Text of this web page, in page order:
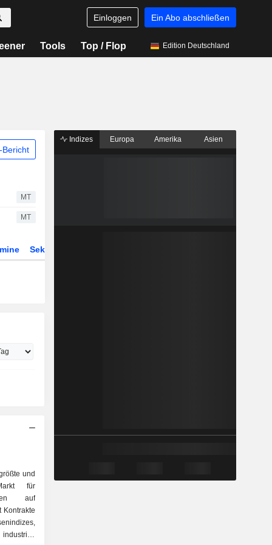
Einloggen Ein Abo abschließen
Tools Top / Flop Edition Deutschland
Bericht
MT
MT
Sektor
und
für
auf
Kontrakte
Indizes Europa Amerika Asien